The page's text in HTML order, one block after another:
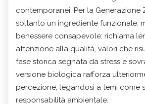
contemporanei. Per la Generazione
soltanto un ingrediente funzionale,
benessere consapevole: richiama
attenzione alla qualità, valori che
fase storica segnata da stress e
versione biologica rafforza
percezione, legandosi a temi come
responsabilità ambientale.